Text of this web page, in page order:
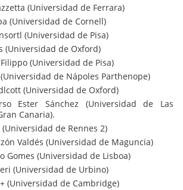
(Universidad de Ferrara)
(Universidad de Cornell)
(Universidad de Pisa)
(Universidad de Oxford)
(Universidad de Pisa)
de Nápoles Parthenope)
(Universidad de Oxford)
Ester Sánchez (Universidad de Las
Canaria).
(Universidad de Rennes 2)
Valdés (Universidad de Maguncia)
Gomes (Universidad de Lisboa)
(Universidad de Urbino)
(Universidad de Cambridge)